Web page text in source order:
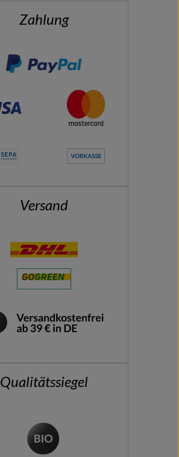
Zahlung
Versand
Qualitätssiegel